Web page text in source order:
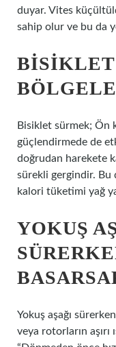
duyar. Vites
sahip olur ve bu da
Bisiklet sürmek; Ön
güçlendirmede de
doğrudan harekete
sürekli gergindir. Bu
kalori tüketimi yağ
YOKUŞ
Yokuş aşağı
veya rotorların aşırı